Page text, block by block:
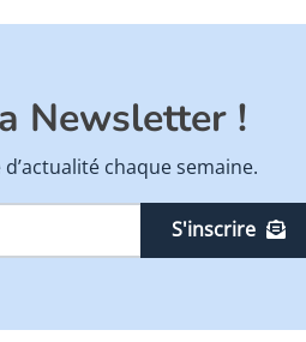
Newsletter !
chaque semaine.
S'inscrire